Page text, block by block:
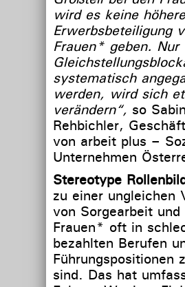
wird es keine
Erwerbsbeteiligung
Frauen* geben. Nur
systematisch
werden, wird sich
verändern“, so
Rehbichler,
von arbeit plus –
Unternehmen
Stereotype
zu einer ungleichen
von Sorgearbeit und
Frauen* oft in
bezahlten Berufen
Führungspositionen
sind. Das hat